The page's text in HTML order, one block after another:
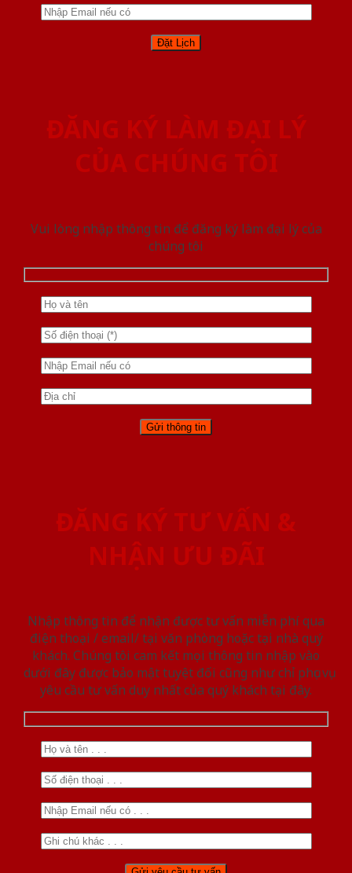
ĐĂNG KÝ LÀM ĐẠI LÝ
CỦA CHÚNG TÔI
Vui lòng nhập thông tin để đăng ký làm đại lý của
chúng tôi
ĐĂNG KÝ TƯ VẤN &
NHẬN ƯU ĐÃI
Nhập thông tin để nhận được tư vấn miễn phí qua
điện thoại / email/ tại văn phòng hoặc tại nhà quý
khách. Chúng tôi cam kết mọi thông tin nhập vào
dưới đây được bảo mật tuyệt đối cũng như chỉ phục vụ
yêu cầu tư vấn duy nhất của quý khách tại đây.